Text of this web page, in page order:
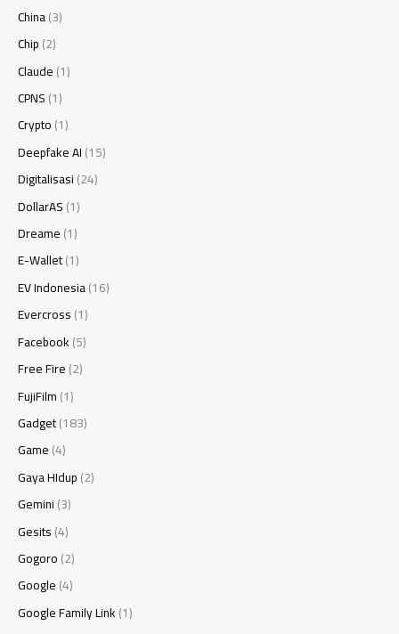
China(3)
Chip(2)
Claude(1)
CPNS(1)
Crypto(1)
Deepfake AI(15)
Digitalisasi(24)
DollarAS(1)
Dreame(1)
E-Wallet(1)
EV Indonesia(16)
Evercross(1)
Facebook(5)
Free Fire(2)
FujiFilm(1)
Gadget(183)
Game(4)
Gaya HIdup(2)
Gemini(3)
Gesits(4)
Gogoro(2)
Google(4)
Google Family Link(1)